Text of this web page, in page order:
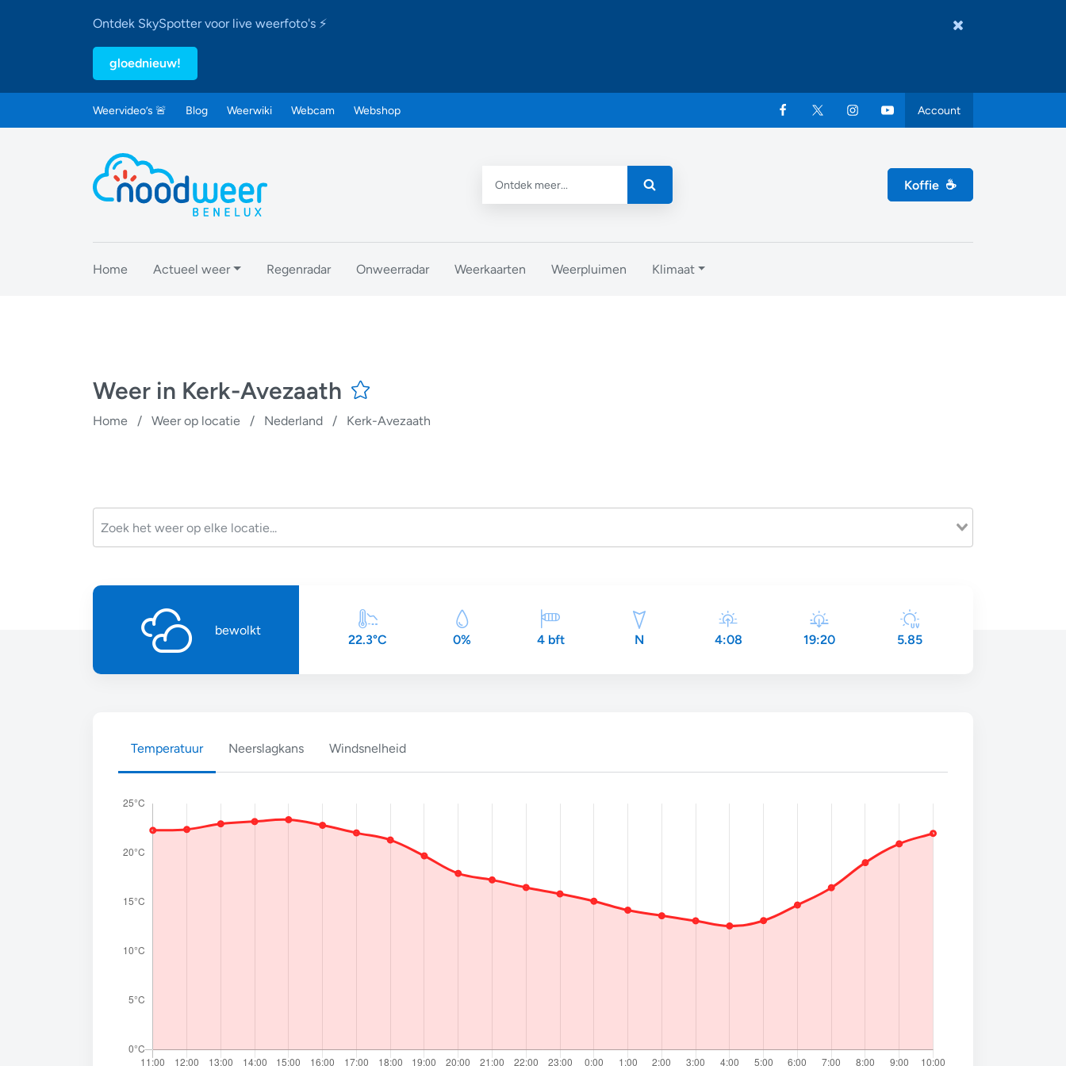
Ontdek SkySpotter voor live weerfoto's ⚡
gloednieuw!
Weervideo’s 🚨 Blog Weerwiki Webcam Webshop Account
Koffie ☕
Home Actueel weer Regenradar Onweerradar Weerkaarten Weerpluimen Klimaat
Weer in Kerk-Avezaath
Home / Weer op locatie / Nederland / Kerk-Avezaath
bewolkt
22.3°C 0% 4 bft N 4:08 19:20 5.85
Temperatuur Neerslagkans Windsnelheid